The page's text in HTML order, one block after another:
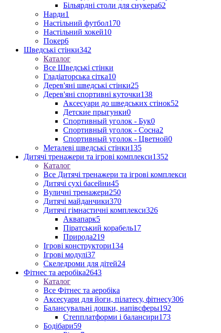
Більярдні столи для снукера62
Нарди1
Настільний футбол170
Настільний хокей10
Покер6
Шведські стінки342
Каталог
Все Шведські стінки
Гладіаторська сітка10
Дерев'яні шведські стінки25
Дерев'яні спортивні куточки138
Аксесуари до шведських стінок52
Детские прыгунки0
Спортивный уголок - Бук0
Спортивный уголок - Сосна2
Спортивный уголок - Цветной0
Металеві шведські стінки135
Дитячі тренажери та ігрові комплекси1352
Каталог
Все Дитячі тренажери та ігрові комплекси
Дитячі сухі басейни45
Вуличні тренажери250
Дитячі майданчики370
Дитячі гімнастичні комплекси326
Аквапарк5
Піратський корабель17
Природа219
Ігрові конструктори134
Ігрові модулі37
Скеледроми для дітей24
Фітнес та аеробіка2643
Каталог
Все Фітнес та аеробіка
Аксесуари для йоги, пілатесу, фітнесу306
Балансувальні дошки, напівсферы192
Степплатформи і балансири173
Бодібари59